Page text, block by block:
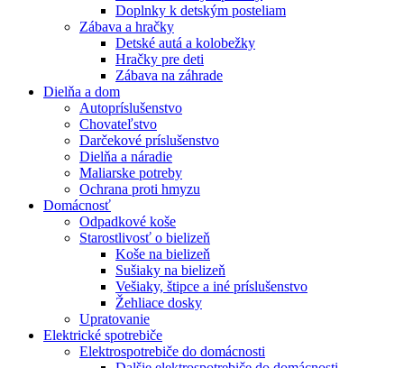
Doplnky k detským posteliam
Zábava a hračky
Detské autá a kolobežky
Hračky pre deti
Zábava na záhrade
Dielňa a dom
Autopríslušenstvo
Chovateľstvo
Darčekové príslušenstvo
Dielňa a náradie
Maliarske potreby
Ochrana proti hmyzu
Domácnosť
Odpadkové koše
Starostlivosť o bielizeň
Koše na bielizeň
Sušiaky na bielizeň
Vešiaky, štipce a iné príslušenstvo
Žehliace dosky
Upratovanie
Elektrické spotrebiče
Elektrospotrebiče do domácnosti